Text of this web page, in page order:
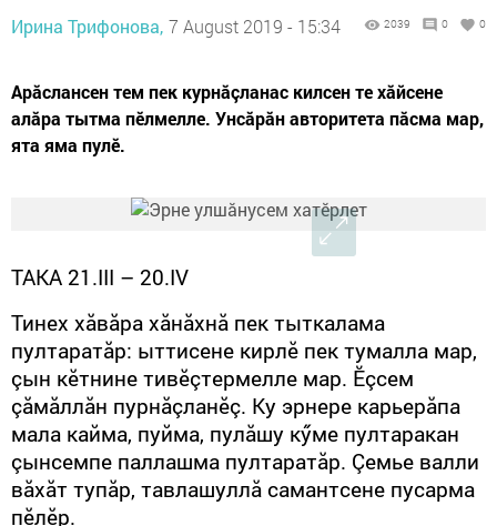
Ирина Трифонова, 7 August 2019 - 15:34 2039 0 0
Арăслансен тем пек курнăçланас килсен те хăйсене
алăра тытма пӗлмелле. Унсăрăн авторитета пăсма мар,
ята яма пулӗ.
ТАКА 21.III – 20.IV
Тинех хăвăра хăнăхнă пек тыткалама
пултаратăр: ыттисене кирлӗ пек тумалла мар,
çын кӗтнине тивӗçтермелле мар. Ӗçсем
çăмăллăн пурнăçланӗç. Ку эрнере карьерăпа
мала кайма, пуйма, пулăшу кӳме пултаракан
çынсемпе паллашма пултаратăр. Çемье валли
вăхăт тупăр, тавлашуллă самантсене пусарма
пӗлӗр.